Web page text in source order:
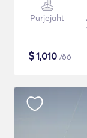
Purjejaht
$1,010 /öö